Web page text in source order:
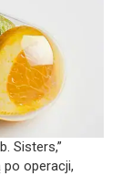
Sisters,”
po operacji,